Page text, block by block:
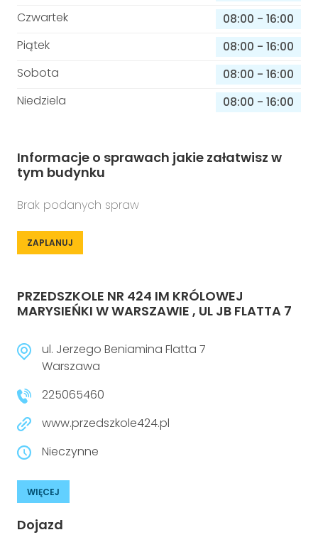
Czwartek
08:00 - 16:00
Piątek
08:00 - 16:00
Sobota
08:00 - 16:00
Niedziela
08:00 - 16:00
Informacje o sprawach jakie załatwisz w
tym budynku
Brak podanych spraw
ZAPLANUJ
PRZEDSZKOLE NR 424 IM KRÓLOWEJ
MARYSIEŃKI W WARSZAWIE , UL JB FLATTA 7
ul. Jerzego Beniamina Flatta 7
Warszawa
225065460
www.przedszkole424.pl
Nieczynne
WIĘCEJ
Dojazd